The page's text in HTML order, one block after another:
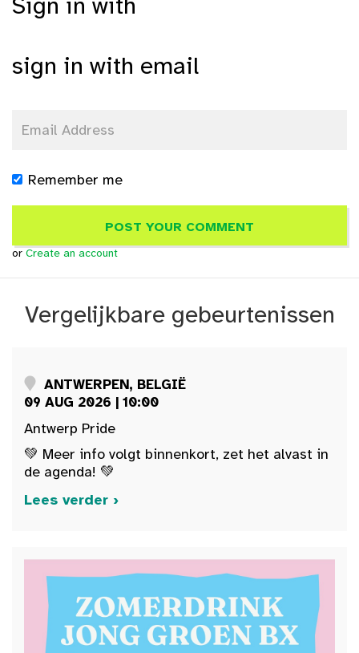
sign in with email
Remember me
or Create an account
Vergelijkbare gebeurtenissen
ANTWERPEN, BELGIË
09 AUG 2026 | 10:00
Antwerp Pride
💚 Meer info volgt binnenkort, zet het alvast in
de agenda! 💚
Lees verder ›